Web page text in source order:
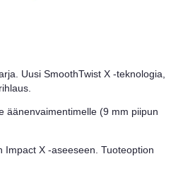
Uusi SmoothTwist X -teknologia,
äänenvaimentimelle (9 mm piipun
Impact X -aseeseen. Tuoteoption